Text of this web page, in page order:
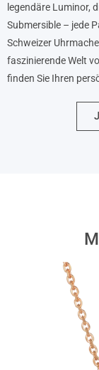
legendäre Luminor,
Submersible – jede
Schweizer
faszinierende Welt
finden Sie Ihren